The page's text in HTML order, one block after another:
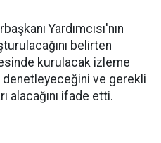
Yardımcısı'nın
belirten
kurulacak izleme
denetleyeceğini ve gerekli
alacağını ifade etti.